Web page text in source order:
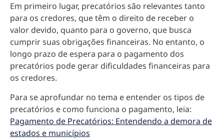
Em primeiro lugar, precatórios são relevantes tanto
para os credores, que têm o direito de receber o
valor devido, quanto para o governo, que busca
cumprir suas obrigações financeiras. No entanto, o
longo prazo de espera para o pagamento dos
precatórios pode gerar dificuldades financeiras para
os credores.
Para se aprofundar no tema e entender os tipos de
precatórios e como funciona o pagamento, leia:
Pagamento de Precatórios: Entendendo a demora de
estados e municípios